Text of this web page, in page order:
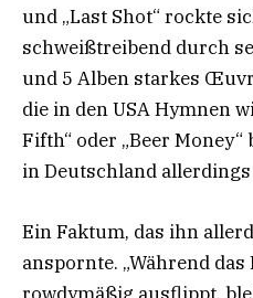
und „Last Shot“ rockte
schweißtreibend durch
und 5 Alben starkes
die in den USA Hymnen
Fifth“ oder „Beer
in Deutschland
Ein Faktum, das ihn
anspornte. „Während
rowdymäßig ausflippt,